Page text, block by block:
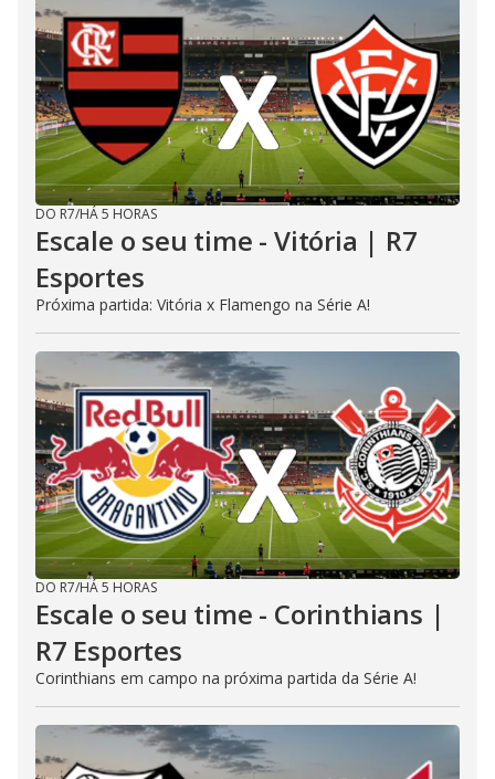
DO R7/HÁ 5 HORAS
Escale o seu time - Vitória | R7
Esportes
Próxima partida: Vitória x Flamengo na Série A!
DO R7/HÁ 5 HORAS
Escale o seu time - Corinthians |
R7 Esportes
Corinthians em campo na próxima partida da Série A!